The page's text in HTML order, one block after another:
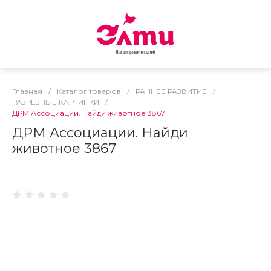
Главная / Каталог товаров / РАННЕЕ РАЗВИТИЕ
/
РАЗРЕЗНЫЕ КАРТИНКИ
/
ДРМ Ассоциации. Найди животное 3867
ДРМ Ассоциации. Найди
животное 3867